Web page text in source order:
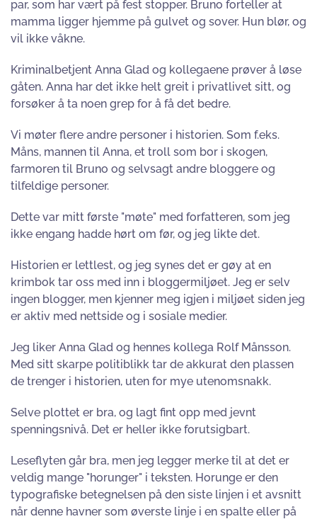
par, som har vært på fest stopper. Bruno forteller at
mamma ligger hjemme på gulvet og sover. Hun blør, og
vil ikke våkne.
Kriminalbetjent Anna Glad og kollegaene prøver å løse
gåten. Anna har det ikke helt greit i privatlivet sitt, og
forsøker å ta noen grep for å få det bedre.
Vi møter flere andre personer i historien. Som f.eks.
Måns, mannen til Anna, et troll som bor i skogen,
farmoren til Bruno og selvsagt andre bloggere og
tilfeldige personer.
Dette var mitt første "møte" med forfatteren, som jeg
ikke engang hadde hørt om før, og jeg likte det.
Historien er lettlest, og jeg synes det er gøy at en
krimbok tar oss med inn i bloggermiljøet. Jeg er selv
ingen blogger, men kjenner meg igjen i miljøet siden jeg
er aktiv med nettside og i sosiale medier.
Jeg liker Anna Glad og hennes kollega Rolf Månsson.
Med sitt skarpe politiblikk tar de akkurat den plassen
de trenger i historien, uten for mye utenomsnakk.
Selve plottet er bra, og lagt fint opp med jevnt
spenningsnivå. Det er heller ikke forutsigbart.
Leseflyten går bra, men jeg legger merke til at det er
veldig mange "horunger" i teksten. Horunge er den
typografiske betegnelsen på den siste linjen i et avsnitt
når denne havner som øverste linje i en spalte eller på